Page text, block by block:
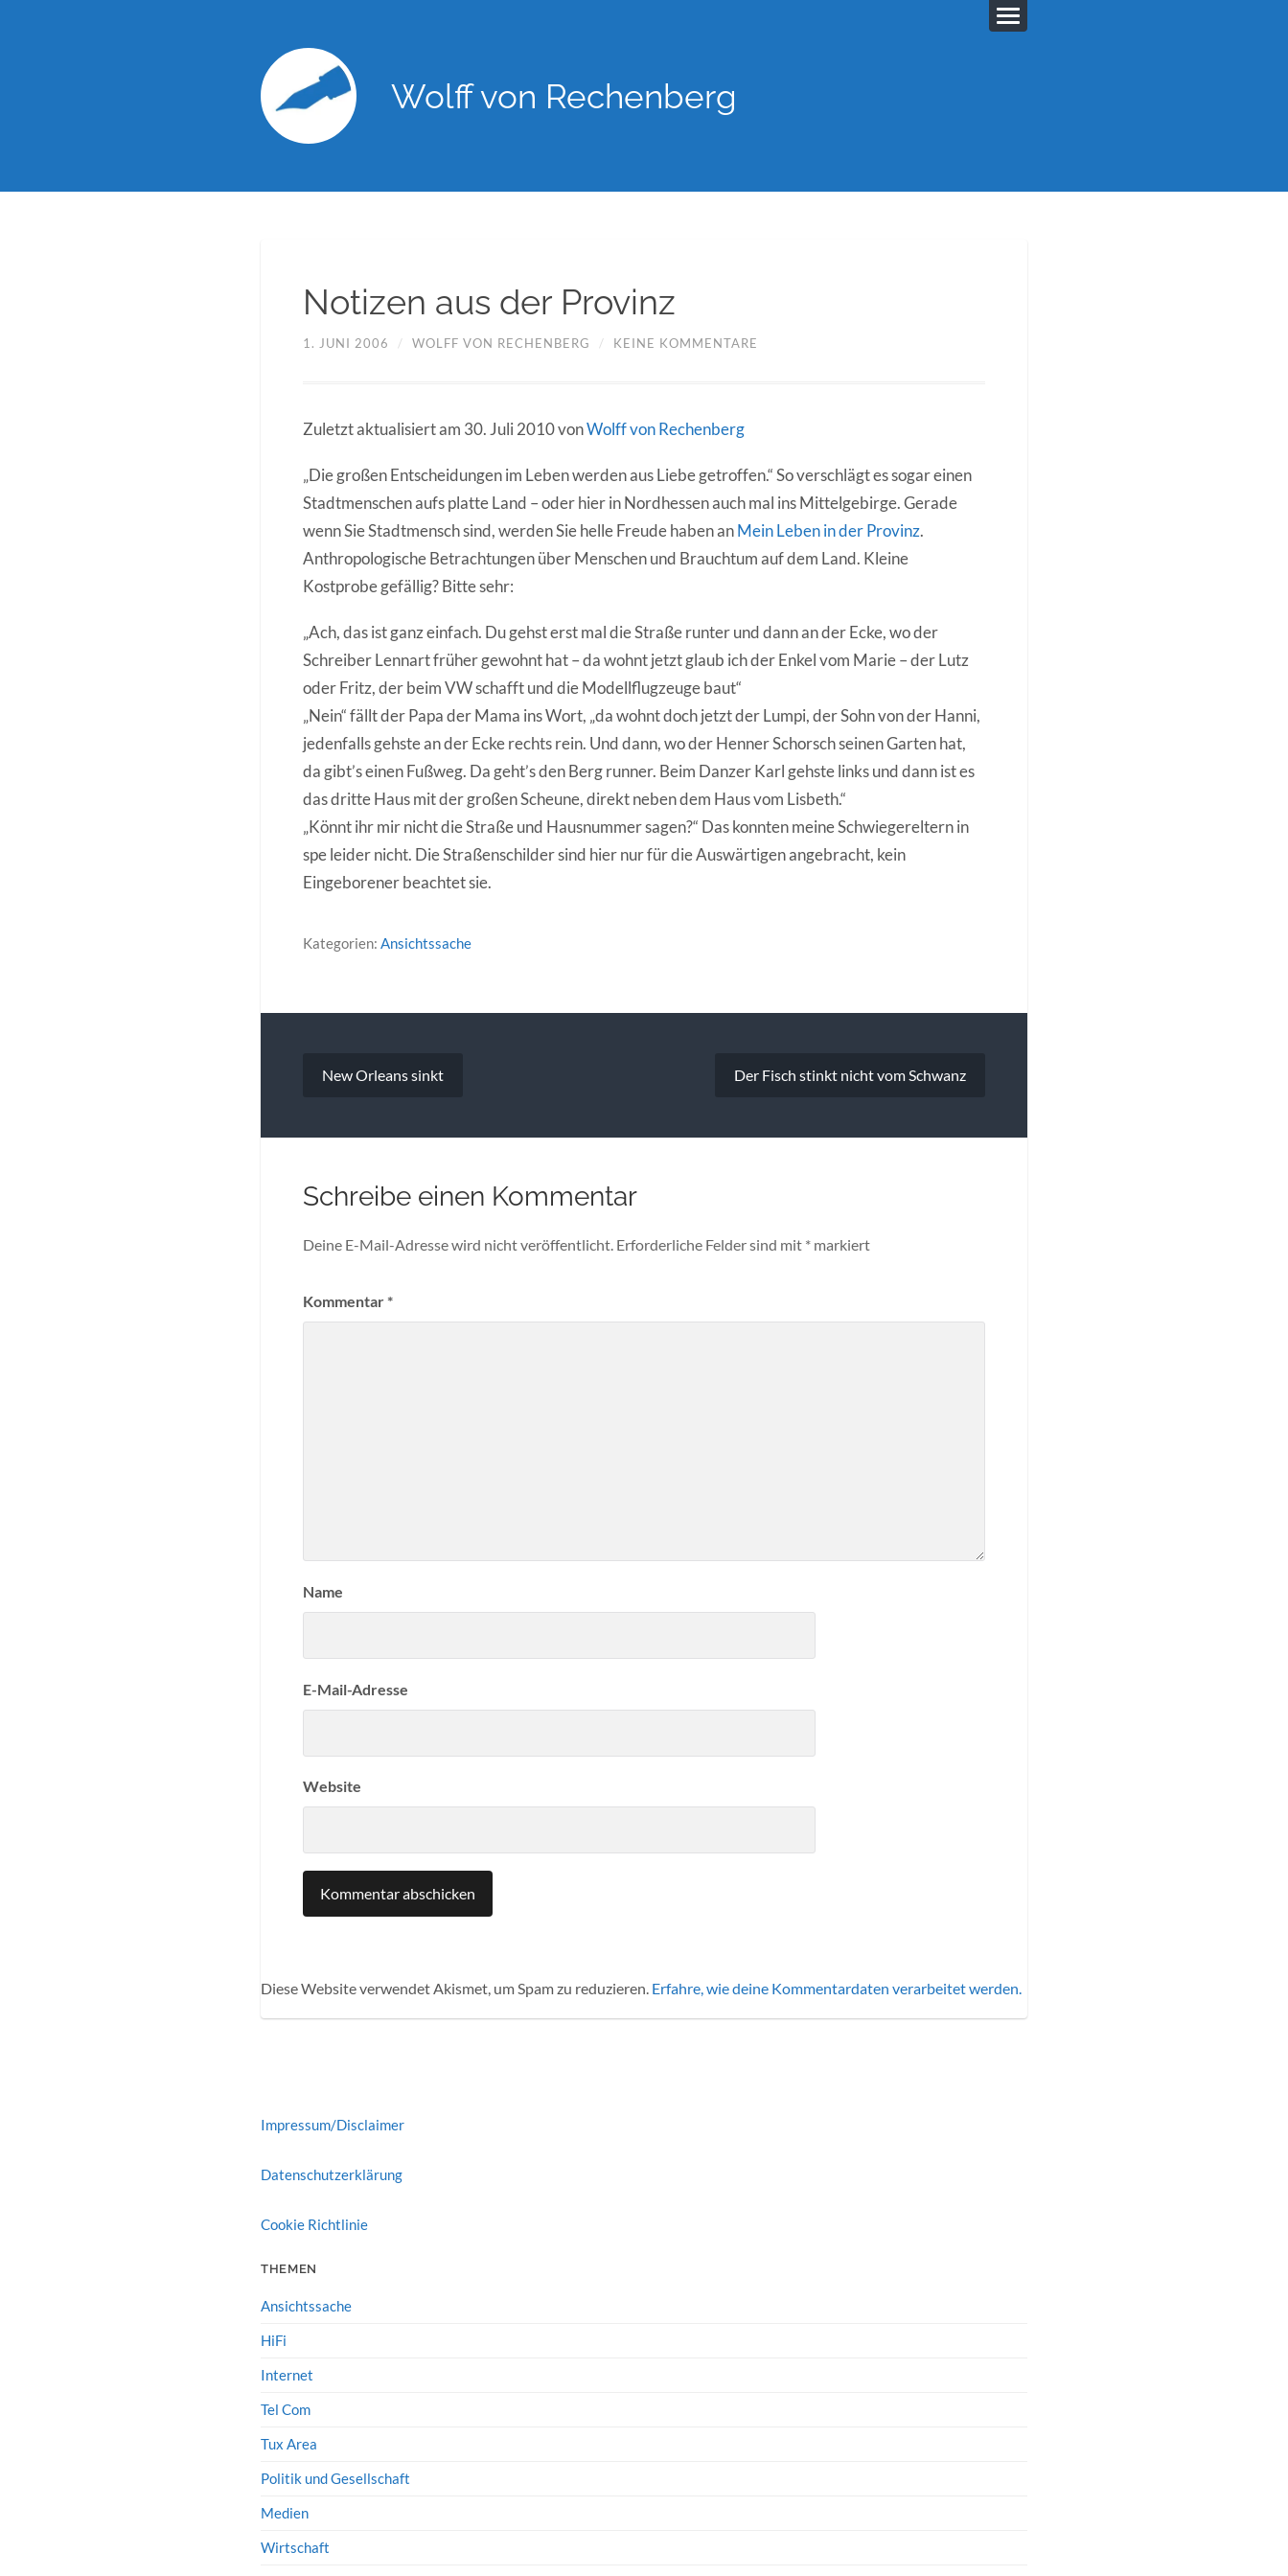
Wolff von Rechenberg
Notizen aus der Provinz
1. JUNI 2006 / WOLFF VON RECHENBERG / KEINE KOMMENTARE
Zuletzt aktualisiert am 30. Juli 2010 vonWolff von Rechenberg
„Die großen Entscheidungen im Leben werden aus Liebe getroffen.“ So verschlägt es sogar einen
Stadtmenschen aufs platte Land – oder hier in Nordhessen auch mal ins Mittelgebirge. Gerade
wenn Sie Stadtmensch sind, werden Sie helle Freude haben anMein Leben in der Provinz.
Anthropologische Betrachtungen über Menschen und Brauchtum auf dem Land. Kleine
Kostprobe gefällig? Bitte sehr:
„Ach, das ist ganz einfach. Du gehst erst mal die Straße runter und dann an der Ecke, wo der
Schreiber Lennart früher gewohnt hat – da wohnt jetzt glaub ich der Enkel vom Marie – der Lutz
oder Fritz, der beim VW schafft und die Modellflugzeuge baut“
„Nein“ fällt der Papa der Mama ins Wort, „da wohnt doch jetzt der Lumpi, der Sohn von der Hanni,
jedenfalls gehste an der Ecke rechts rein. Und dann, wo der Henner Schorsch seinen Garten hat,
da gibt’s einen Fußweg. Da geht’s den Berg runner. Beim Danzer Karl gehste links und dann ist es
das dritte Haus mit der großen Scheune, direkt neben dem Haus vom Lisbeth.“
„Könnt ihr mir nicht die Straße und Hausnummer sagen?“ Das konnten meine Schwiegereltern in
spe leider nicht. Die Straßenschilder sind hier nur für die Auswärtigen angebracht, kein
Eingeborener beachtet sie.
Kategorien: Ansichtssache
New Orleans sinkt Der Fisch stinkt nicht vom Schwanz
Schreibe einen Kommentar
Deine E-Mail-Adresse wird nicht veröffentlicht. Erforderliche Felder sind mit * markiert
Kommentar*
Name
E-Mail-Adresse
Website
Diese Website verwendet Akismet, um Spam zu reduzieren. Erfahre, wie deine Kommentardaten verarbeitet werden.
Impressum/Disclaimer
Datenschutzerklärung
Cookie Richtlinie
THEMEN
Ansichtssache
HiFi
Internet
Tel Com
Tux Area
Politik und Gesellschaft
Medien
Wirtschaft